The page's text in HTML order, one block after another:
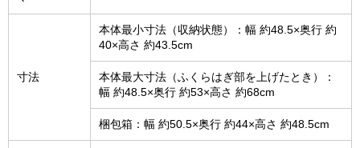
寸法
本体最小寸法（収納状態）：幅 約48.5×奥行 約
40×高さ 約43.5cm
本体最大寸法（ふくらはぎ部を上げたとき）：
幅 約48.5×奥行 約53×高さ 約68cm
梱包箱：幅 約50.5×奥行 約44×高さ 約48.5cm